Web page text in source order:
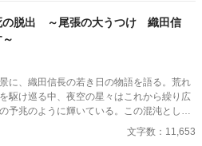
が決まる。そこで彼の兄――有島清之進と
だが、病弱という噂とはかけ離れた腕っぷ
い。 そうしてともに生活しな
ていった――その矢先のことだった。 母の
すると同時に、何故か兄清之進に凶刃が迫
※周辺の歴史事
ご評価頂きありがとうご
いです！ 今後も精進してまいります！
の脱出 ～尾張の大うつけ 織田信
に、織田信長の若き日の物語を語る。荒れ
駆け巡る中、夜空の星々はこれから繰り広
予兆のように輝いている。この混沌とした
まだ無名であったが、彼の野望はやがて天
る。信長は、父・信秀の治世に疑問を持ち
文字数：11,653